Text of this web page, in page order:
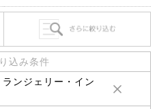
込み条件
ンジェリー・イン